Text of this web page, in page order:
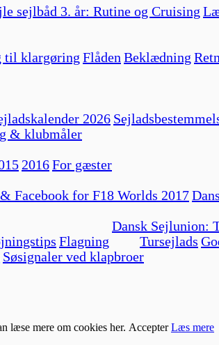
sejlbåd 3. år: Rutine og Cruising
til klargøring Flåden Beklædning
2026
& klubmåler
2016For gæster
Facebook for F18 Worlds 2017
Flagning
Dansk Sejlunion:
Tursejlads
Søsignaler ved klapbroer
læse mere om cookies her. Accepter Læs mere